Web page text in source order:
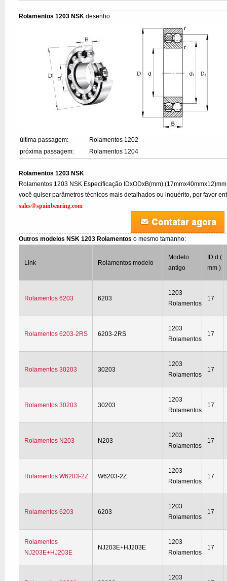
Rolamentos 1203 NSK desenho:
última passagem:
Rolamentos 1202
próxima passagem:
Rolamentos 1204
Rolamentos 1203 NSK
Rolamentos 1203 NSK Especificação
você quiser parâmetros técnicos mais detalhados ou inquérito, por favor
sales@spainbearing.com
Outros modelos NSK 1203 Rolamentoso mesmo tamanho:
Link Rolamentos modelo
Modelo
antigo
ID d (
mm )
Rolamentos 6203 6203
1203
Rolamentos
17
Rolamentos 6203-2RS 6203-2RS
1203
Rolamentos
17
Rolamentos 30203 30203
1203
Rolamentos
17
Rolamentos 30203 30203
1203
Rolamentos
17
Rolamentos N203 N203
1203
Rolamentos
17
Rolamentos W6203-2Z W6203-2Z
1203
Rolamentos
17
Rolamentos 6203 6203
1203
Rolamentos
17
Rolamentos
NJ203E+HJ203E
NJ203E+HJ203E
1203
Rolamentos
17
1203